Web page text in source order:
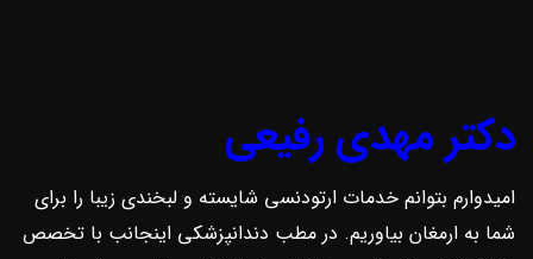
دکتر مهدی رفیعی
امیدوارم بتوانم خدمات ارتودنسی شایسته و لبخندی زیبا را برای
شما به ارمغان بیاوریم. در مطب دندانپزشکی اینجانب با تخصص